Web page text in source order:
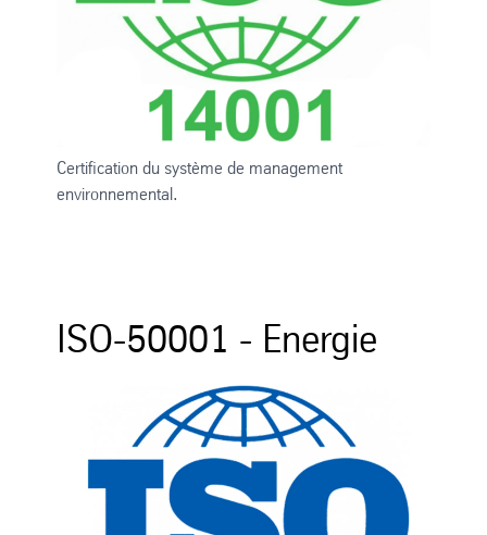
Certification du système de management
environnemental.
ISO-50001 - Energie